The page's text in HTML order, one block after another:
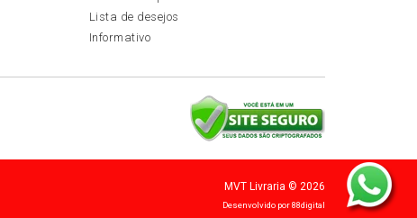
Lista de desejos
Informativo
MVT Livraria © 2026
Desenvolvido por88digital